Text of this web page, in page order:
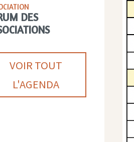
DES
VOIR TOUT
L'AGENDA